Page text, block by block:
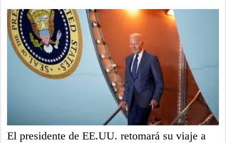
El presidente de EE.UU. retomará su viaje a